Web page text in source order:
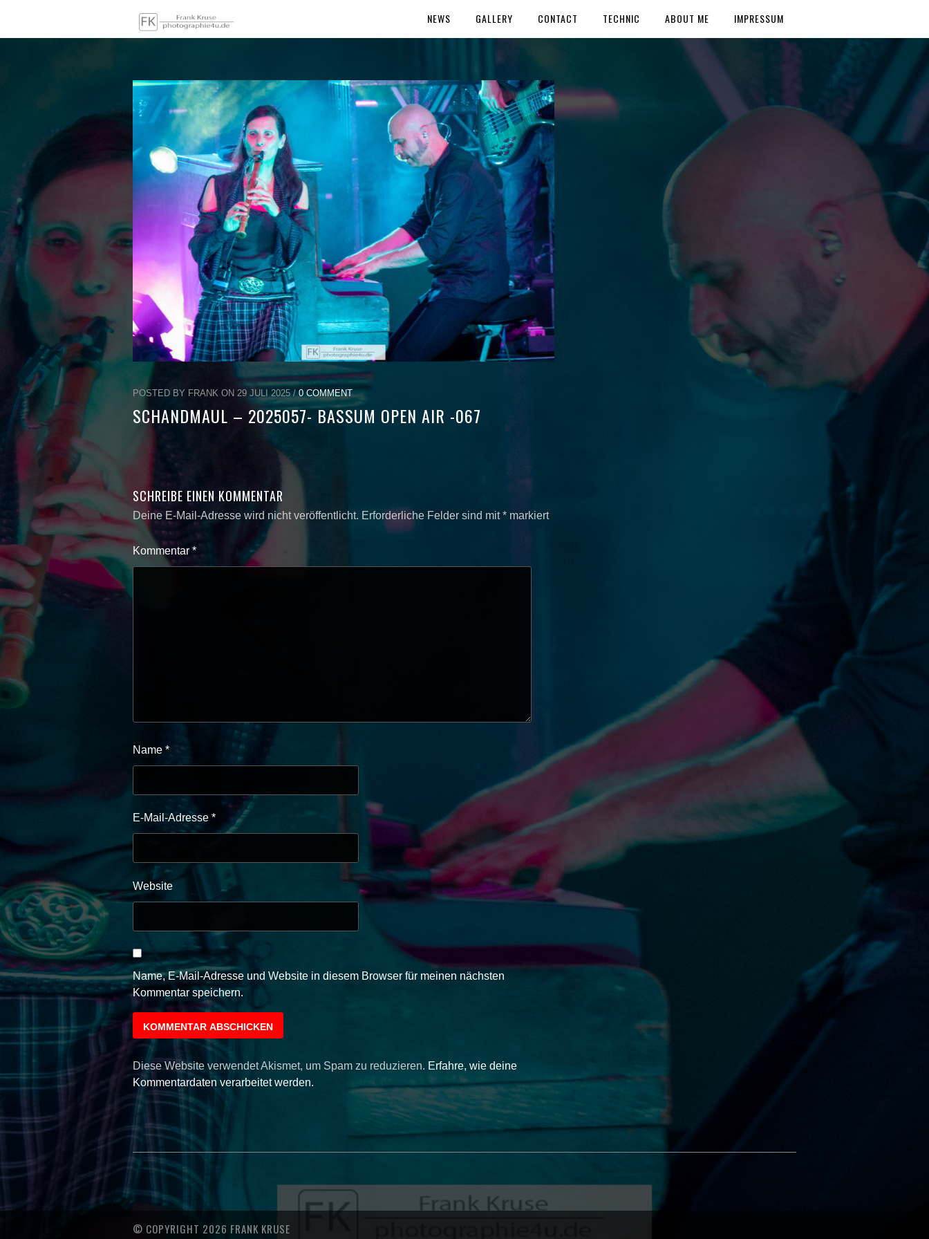
NEWS GALLERY CONTACT TECHNIC ABOUT ME IMPRESSUM
POSTED BY FRANK ON 29 JULI 2025 /0 COMMENT
SCHANDMAUL – 2025057- BASSUM OPEN AIR -067
SCHREIBE EINEN KOMMENTAR
Deine E-Mail-Adresse wird nicht veröffentlicht. Erforderliche Felder sind mit* markiert
Kommentar *
Name *
E-Mail-Adresse *
Website
Name, E-Mail-Adresse und Website in diesem Browser für meinen nächsten
Kommentar speichern.
Diese Website verwendet Akismet, um Spam zu reduzieren. Erfahre, wie deine
Kommentardaten verarbeitet werden.
© COPYRIGHT 2026 FRANK KRUSE